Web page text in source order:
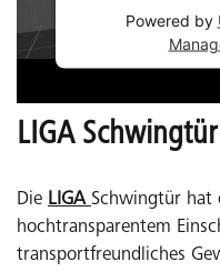
LIGA Schwingtür
Die LIGA Schwingtür hat
hochtransparentem
transportfreundliches
Powered by